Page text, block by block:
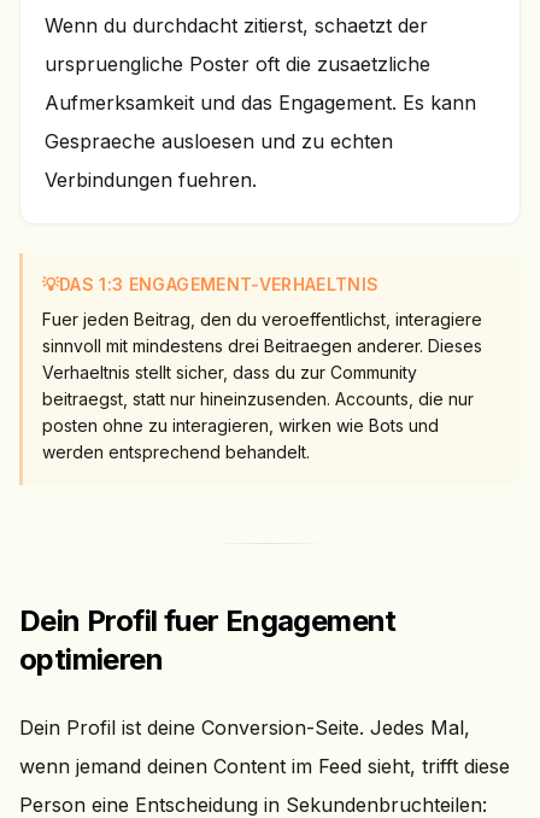
Wenn du durchdacht zitierst, schaetzt der
urspruengliche Poster oft die zusaetzliche
Aufmerksamkeit und das Engagement. Es kann
Gespraeche ausloesen und zu echten
Verbindungen fuehren.
💡DAS 1:3 ENGAGEMENT-VERHAELTNIS
Fuer jeden Beitrag, den du veroeffentlichst, interagiere
sinnvoll mit mindestens drei Beitraegen anderer. Dieses
Verhaeltnis stellt sicher, dass du zur Community
beitraegst, statt nur hineinzusenden. Accounts, die nur
posten ohne zu interagieren, wirken wie Bots und
werden entsprechend behandelt.
Dein Profil fuer Engagement
optimieren
Dein Profil ist deine Conversion-Seite. Jedes Mal,
wenn jemand deinen Content im Feed sieht, trifft diese
Person eine Entscheidung in Sekundenbruchteilen: